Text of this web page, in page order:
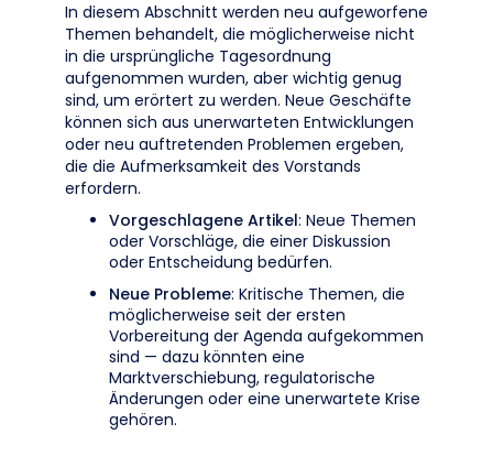
In diesem Abschnitt werden neu aufgeworfene
Themen behandelt, die möglicherweise nicht
in die ursprüngliche Tagesordnung
aufgenommen wurden, aber wichtig genug
sind, um erörtert zu werden. Neue Geschäfte
können sich aus unerwarteten Entwicklungen
oder neu auftretenden Problemen ergeben,
die die Aufmerksamkeit des Vorstands
erfordern.
Vorgeschlagene Artikel: Neue Themen
oder Vorschläge, die einer Diskussion
oder Entscheidung bedürfen.
Neue Probleme: Kritische Themen, die
möglicherweise seit der ersten
Vorbereitung der Agenda aufgekommen
sind — dazu könnten eine
Marktverschiebung, regulatorische
Änderungen oder eine unerwartete Krise
gehören.